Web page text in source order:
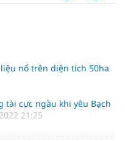
nổ trên diện tích 50ha
tài cực ngầu khi yêu Bạch
21:25